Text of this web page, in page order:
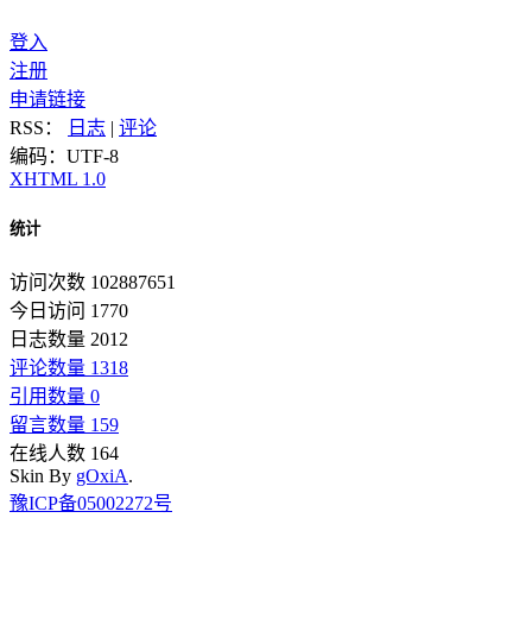
登入
注册
申请链接
RSS：
日志 | 评论
编码：UTF-8
XHTML 1.0
统计
访问次数 102887651
今日访问 1770
日志数量 2012
评论数量 1318
引用数量 0
留言数量 159
在线人数 164
Skin By gOxiA.
豫ICP备05002272号